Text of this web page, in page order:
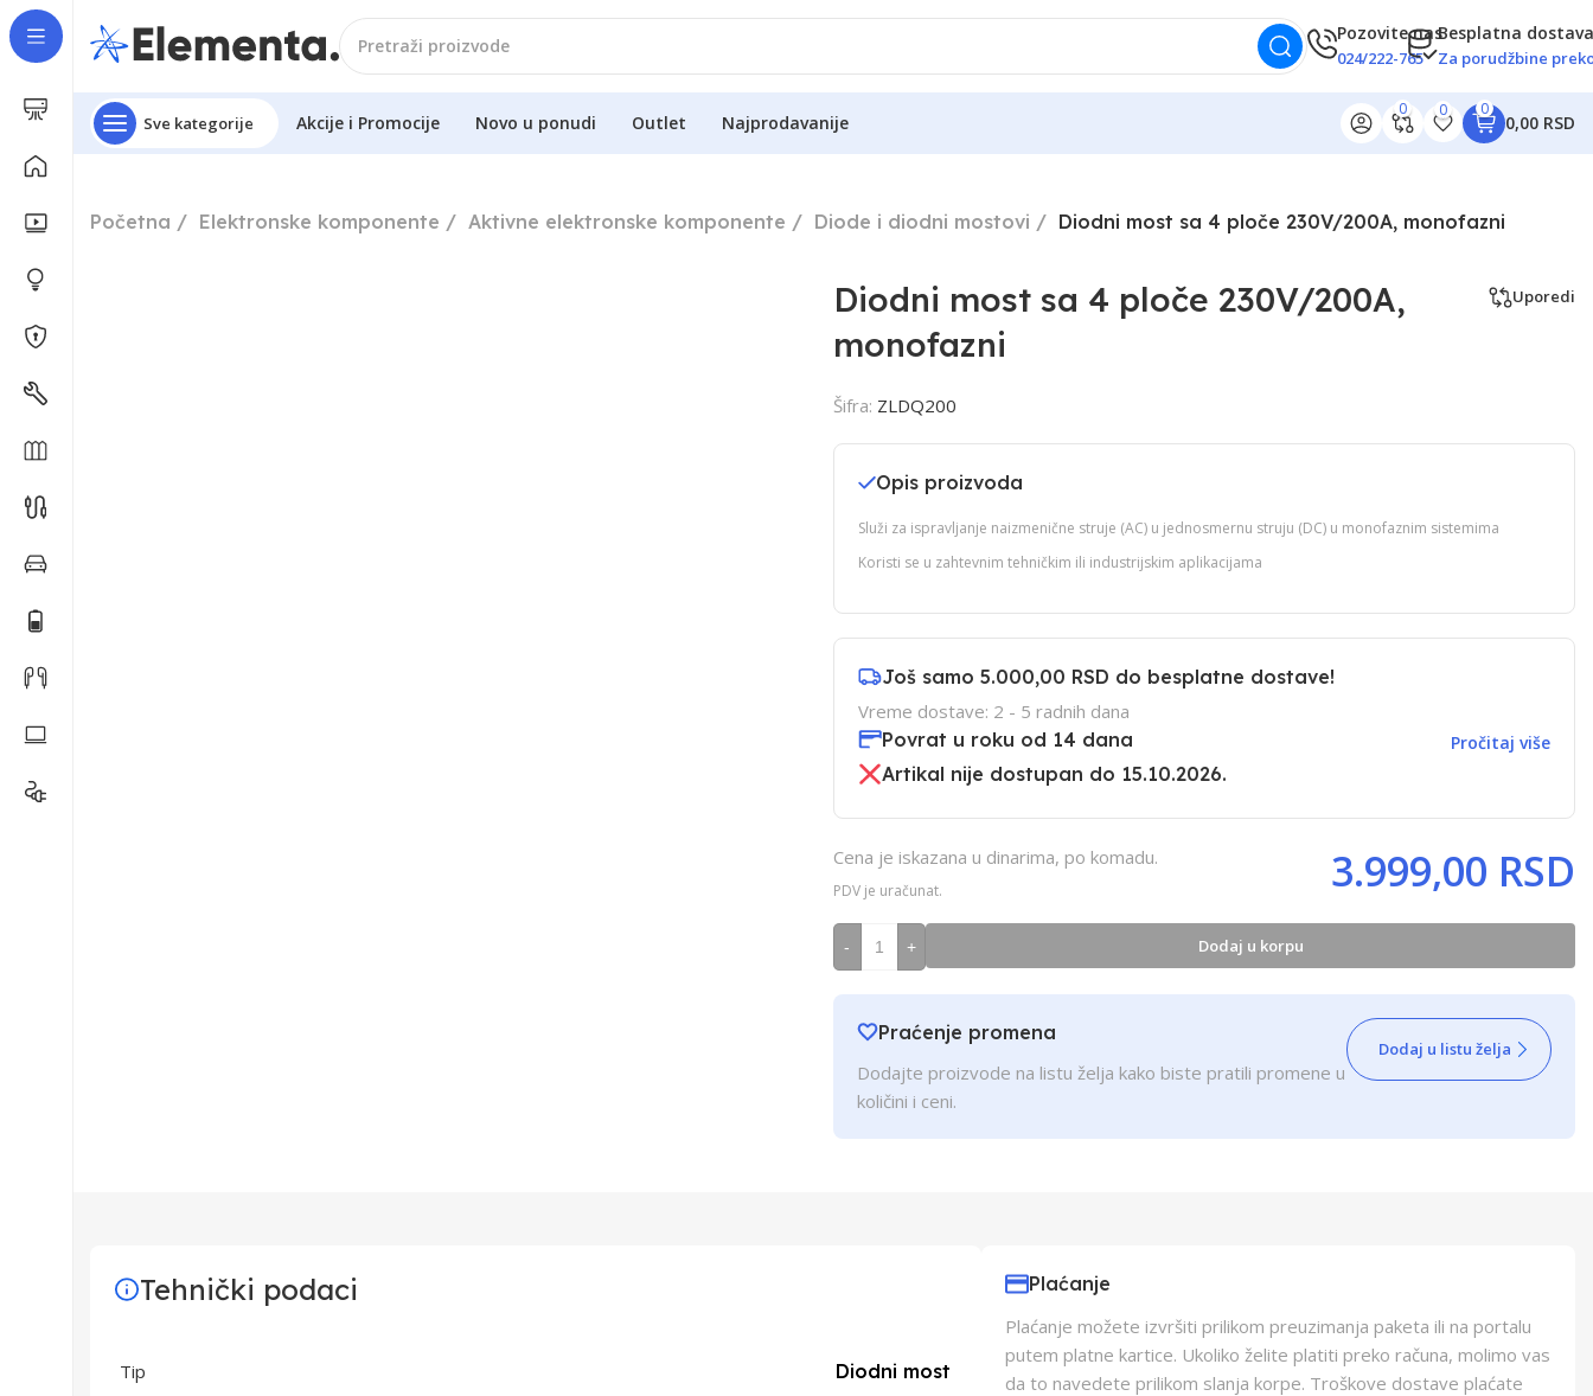
Pozovite nas
024/222-765
Besplatna
Za porudžbine
Sve kategorije Akcije i Promocije Novo u ponudi Outlet Najprodavanije
0 0 0
0,00 RSD
Početna Elektronske komponente Aktivne elektronske komponente Diode i diodni mostovi Diodni most sa 4 ploče 230V/200A, monofazni
Diodni most sa 4 ploče 230V/200A,
monofazni
Uporedi
Šifra: ZLDQ200
Opis proizvoda
Služi za ispravljanje naizmenične struje (AC) u jednosmernu struju (DC) u monofaznim sistemima
Koristi se u zahtevnim tehničkim ili industrijskim aplikacijama
Još samo 5.000,00 RSD do besplatne dostave!
Vreme dostave: 2 - 5 radnih dana
Povrat u roku od 14 dana
Pročitaj više
Artikal nije dostupan do 15.10.2026.
Cena je iskazana u dinarima, po komadu.
PDV je uračunat. 3.999,00 RSD
- + Dodaj u korpu
Praćenje promena
Dodajte proizvode na listu želja kako biste pratili promene u
količini i ceni.
Dodaj u listu želja
Tehnički podaci
Tip Diodni most
Plaćanje
Plaćanje možete izvršiti prilikom preuzimanja paketa ili na portalu
putem platne kartice. Ukoliko želite platiti preko računa, molimo vas
da to navedete prilikom slanja korpe. Troškove dostave plaćate